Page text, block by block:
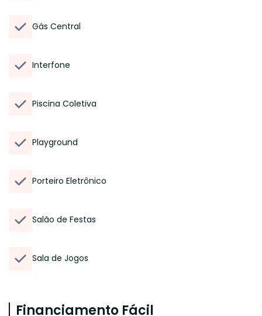
Gás Central
Interfone
Piscina Coletiva
Playground
Porteiro Eletrônico
Salão de Festas
Sala de Jogos
Financiamento Fácil